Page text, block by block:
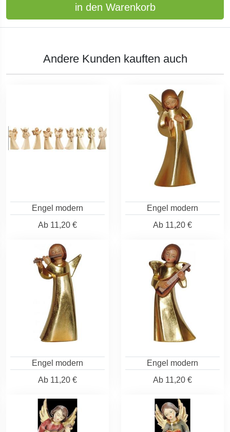
in den Warenkorb
Andere Kunden kauften auch
Engel modern
Ab 11,20 €
Engel modern
Ab 11,20 €
Engel modern
Ab 11,20 €
Engel modern
Ab 11,20 €